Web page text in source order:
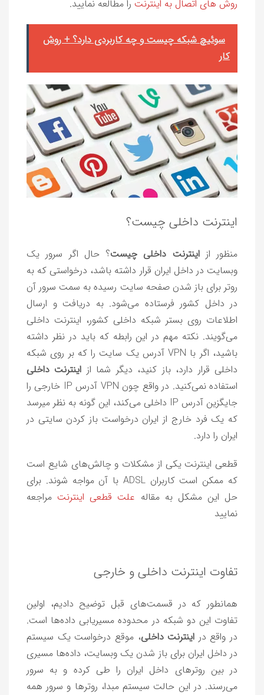
روش های اتصال به اینترنت را مطالعه نمایید.
سوئیچ شبکه چیست و چه کاربردی دارد؟ + روش
کار
اینترنت داخلی چیست؟
منظور از اینترنت داخلی چیست؟ حال اگر سرور یک
وبسایت در داخل ایران قرار داشته باشد، درخواستی که به
روتر برای باز شدن صفحه سایت رسیده به سمت سرور آن
در داخل کشور فرستاده می‌شود. به دریافت و ارسال
اطلاعات روی بستر شبکه داخلی کشور، اینترنت داخلی
می‌گویند. نکته مهم در این رابطه که باید در نظر داشته
باشید، اگر با VPN آدرس یک سایت را که بر روی شبکه
داخلی قرار دارد، باز کنید، دیگر شما از اینترنت داخلی
استفاده نمی‌کنید. در واقع چون VPN آدرس IP خارجی را
جایگزین آدرس IP داخلی می‌کند، این گونه به نظر میر‌سد
که یک فرد خارج از ایران درخواست باز کردن سایتی در
ایران را دارد.
قطعی اینترنت یکی از مشکلات و چالش‌های شایع است
که ممکن است کاربران ADSL با آن مواجه شوند. برای
حل این مشکل به مقاله علت قطعی اینترنت مراجعه
نمایید
تفاوت اینترنت داخلی و خارجی
همانطور که در قسمت‌های قبل توضیح دادیم، اولین
تفاوت این دو شبکه در محدوده مسیریابی داده‌ها است.
در واقع در اینترنت داخلی، موقع درخواست یک سیستم
در داخل ایران برای باز شدن یک وبسایت، داده‌ها مسیری
در بین روترهای داخل ایران را طی کرده و به سرور
می‌رسند. در این حالت سیستم مبدا، روترها و سرور همه